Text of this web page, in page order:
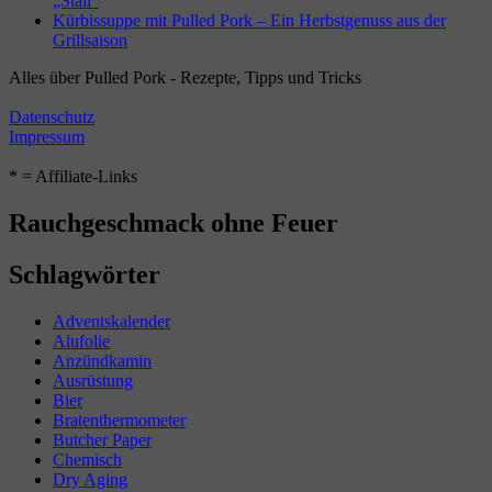
Kürbissuppe mit Pulled Pork – Ein Herbstgenuss aus der
Grillsaison
Alles über Pulled Pork - Rezepte, Tipps und Tricks
Datenschutz
Impressum
* = Affiliate-Links
Rauchgeschmack ohne Feuer
Schlagwörter
Adventskalender
Alufolie
Anzündkamin
Ausrüstung
Bier
Bratenthermometer
Butcher Paper
Chemisch
Dry Aging